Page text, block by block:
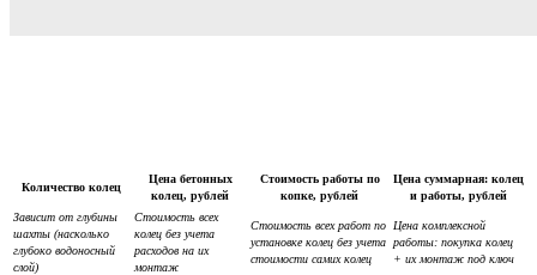
Количество колец
Цена бетонных
колец, рублей
Стоимость работы по
копке, рублей
Цена суммарная: колец
и работы, рублей
Зависит от глубины
шахты (насколько
глубоко водоносный
слой)
Стоимость всех
колец без учета
расходов на их
монтаж
Стоимость всех работ по
установке колец без учета
стоимости самих колец
Цена комплексной
работы: покупка колец
+ их монтаж под ключ